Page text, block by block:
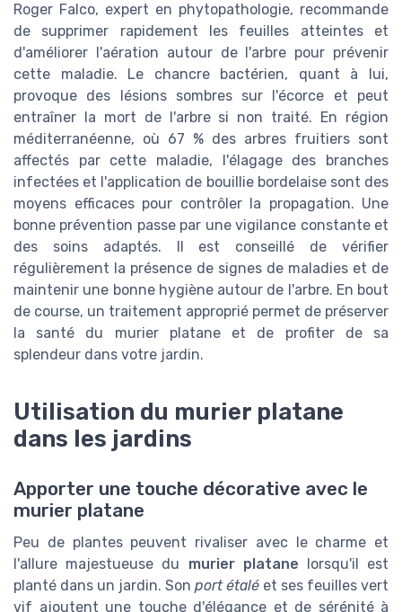
Roger Falco, expert en phytopathologie, recommande
de supprimer rapidement les feuilles atteintes et
d'améliorer l'aération autour de l'arbre pour prévenir
cette maladie. Le chancre bactérien, quant à lui,
provoque des lésions sombres sur l'écorce et peut
entraîner la mort de l'arbre si non traité. En région
méditerranéenne, où 67 % des arbres fruitiers sont
affectés par cette maladie, l'élagage des branches
infectées et l'application de bouillie bordelaise sont des
moyens efficaces pour contrôler la propagation. Une
bonne prévention passe par une vigilance constante et
des soins adaptés. Il est conseillé de vérifier
régulièrement la présence de signes de maladies et de
maintenir une bonne hygiène autour de l'arbre. En bout
de course, un traitement approprié permet de préserver
la santé du murier platane et de profiter de sa
splendeur dans votre jardin.
Utilisation du murier platane
dans les jardins
Apporter une touche décorative avec le
murier platane
Peu de plantes peuvent rivaliser avec le charme et
l'allure majestueuse du murier platane lorsqu'il est
planté dans un jardin. Son port étalé et ses feuilles vert
vif ajoutent une touche d'élégance et de sérénité à